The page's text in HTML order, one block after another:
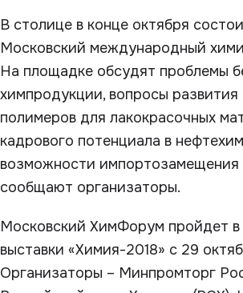
В столице в конце октября
Московский международный
На площадке обсудят проблемы
химпродукции, вопросы развития
полимеров для лакокрасочных
кадрового потенциала в
возможности импортозамещения
сообщают организаторы.
Московский ХимФорум пройдет в
выставки «Химия-2018» с 29
Организаторы – Минпромторг